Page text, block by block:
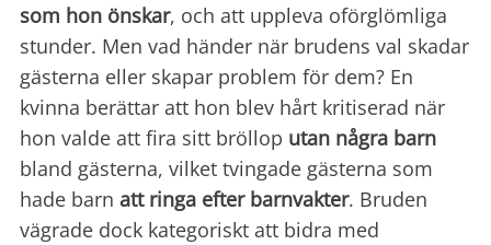
som hon önskar, och att uppleva oförglömliga
stunder. Men vad händer när brudens val skadar
gästerna eller skapar problem för dem? En
kvinna berättar att hon blev hårt kritiserad när
hon valde att fira sitt bröllop utan några barn
bland gästerna, vilket tvingade gästerna som
hade barn att ringa efter barnvakter. Bruden
vägrade dock kategoriskt att bidra med